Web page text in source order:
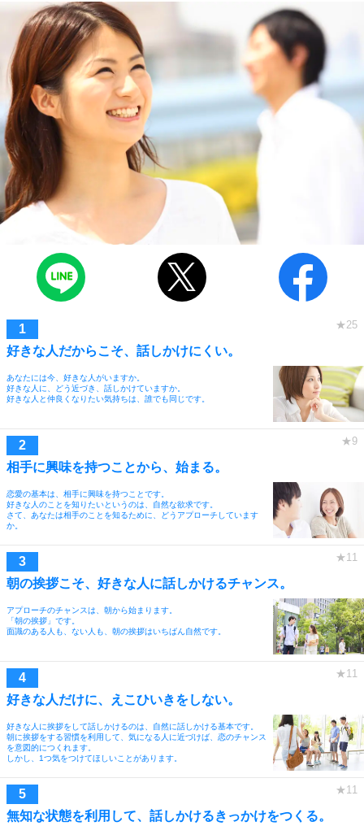
好きな人だからこそ、話しかけにくい。
あなたには今、好きな人がいますか。
好きな人に、どう近づき、話しかけていますか。
好きな人と仲良くなりたい気持ちは、誰でも同じです。
相手に興味を持つことから、始まる。
恋愛の基本は、相手に興味を持つことです。
好きな人のことを知りたいというのは、自然な欲求です。
さて、あなたは相手のことを知るために、どうアプローチしています
か。
朝の挨拶こそ、好きな人に話しかけるチャンス。
アプローチのチャンスは、朝から始まります。
「朝の挨拶」です。
面識のある人も、ない人も、朝の挨拶はいちばん自然です。
好きな人だけに、えこひいきをしない。
好きな人に挨拶をして話しかけるのは、自然に話しかける基本です。
朝に挨拶をする習慣を利用して、気になる人に近づけば、恋のチャンス
を意図的につくれます。
しかし、1つ気をつけてほしいことがあります。
無知な状態を利用して、話しかけるきっかけをつくる。